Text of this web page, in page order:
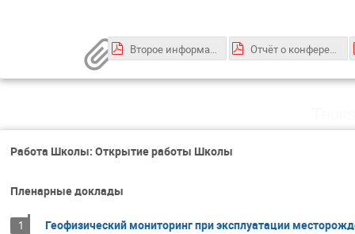
Второе информационное сообщение Отчёт о конференции
Работа Школы: Открытие работы Школы
Пленарные доклады
1 Геофизический мониторинг при эксплуатации